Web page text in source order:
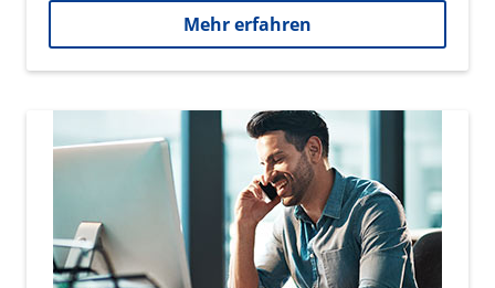
Mehr erfahren